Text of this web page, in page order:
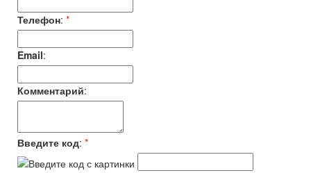
Телефон: *
Email:
Комментарий:
Введите код: *